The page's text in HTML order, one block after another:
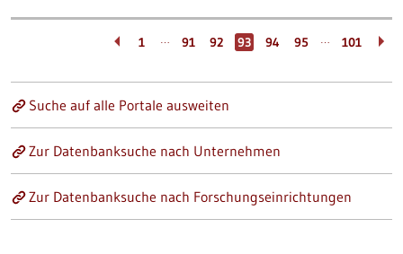
1 … 91 92 93 94 95 … 101
Suche auf alle Portale ausweiten
Zur Datenbanksuche nach Unternehmen
Zur Datenbanksuche nach Forschungseinrichtungen